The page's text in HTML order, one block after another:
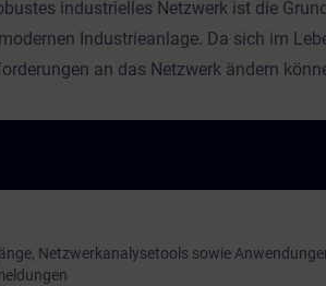
industrielles Netzwerk ist die
Industrieanlage. Da sich im
an das Netzwerk ändern
und Diagnosefähigkeit
Dokumentationen, die Kenntnis von
für die Diagnose und
Netzwerkanalysetools sowie